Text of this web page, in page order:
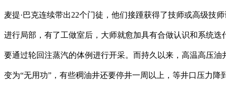
麦提·巴克连续带出22个门徒，他们接踵获得了技师或高级技
进行局部，有了工做室后，大师就愈加具有合做认识和系统
要通过轮回注蒸汽的体例进行开采。而持久以来，高温高压
变为“无用功”，有些稠油井还要停井一周以上，等井口压力